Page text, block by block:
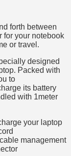
forth between
for your notebook
or travel.
designed
Packed with
to
its battery
with 1meter
your laptop
management